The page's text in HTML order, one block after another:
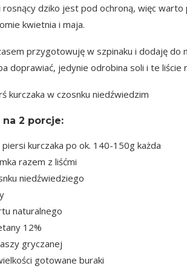
dziko jest pod ochroną, więc warto
kwietnia i maja.
przygotowuję w szpinaku i dodaję do
doprawiać, jedynie odrobina soli i te liście
na 2 porcje:
kurczaka po ok. 140-150g każda
razem z liśćmi
niedźwiedziego
naturalnego
12%
gryczanej
gotowane buraki